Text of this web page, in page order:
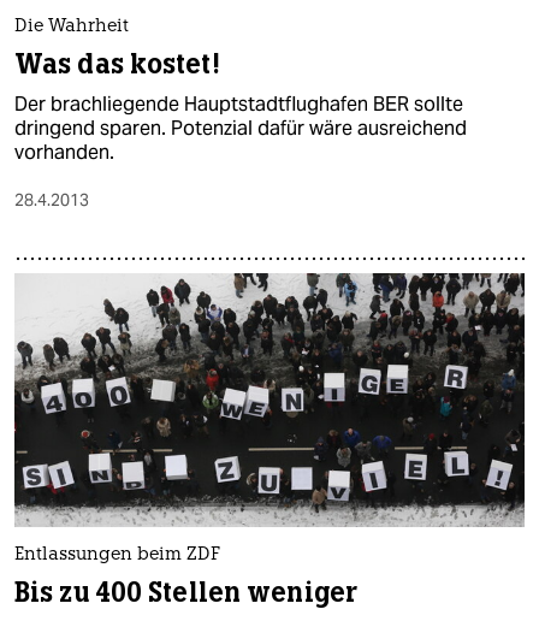
Die Wahrheit
Was das kostet!
Der brachliegende Hauptstadtflughafen BER sollte
dringend sparen. Potenzial dafür wäre ausreichend
vorhanden.
28.4.2013
Entlassungen beim ZDF
Bis zu 400 Stellen weniger